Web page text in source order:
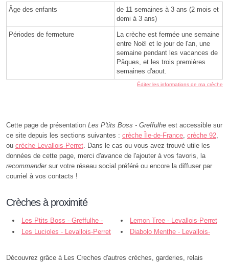
Âge des enfants
de 11 semaines à 3 ans (2 mois et
demi à 3 ans)
Périodes de fermeture
La crèche est fermée une semaine
entre Noël et le jour de l'an, une
semaine pendant les vacances de
Pâques, et les trois premières
semaines d'aout.
Éditer les informations de ma crèche
Cette page de présentation Les P'tits Boss - Greffulhe est accessible sur
ce site depuis les sections suivantes : crèche Île-de-France crèche 92
ou crèche Levallois-Perret . Dans le cas ou vous avez trouvé utile les
données de cette page, merci d'avance de l'ajouter à vos favoris, la
recommandersur votre réseau social préféré ou encore la diffuser par
courriel à vos contacts !
Crèches à proximité
Les Ptits Boss - Greffulhe -
Levallois-Perret
Lemon Tree - Levallois-Perret
Les Lucioles - Levallois-Perret
Diabolo Menthe - Levallois-
Découvrez grâce à Les Creches d'autres crèches, garderies, relais